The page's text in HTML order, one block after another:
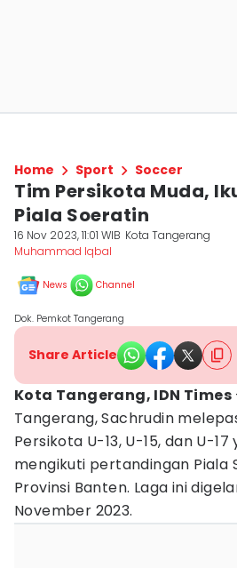
Home Sport Soccer
Tim Persikota Muda,
Piala Soeratin
16 Nov 2023, 11:01 WIB Kota Tangerang
Muhammad Iqbal
News Channel
Dok. Pemkot Tangerang
Share Article
Kota Tangerang, IDN Times
Tangerang, Sachrudin
Persikota U-13, U-15, dan U-
mengikuti pertandingan Piala
Provinsi Banten. Laga ini
November 2023.